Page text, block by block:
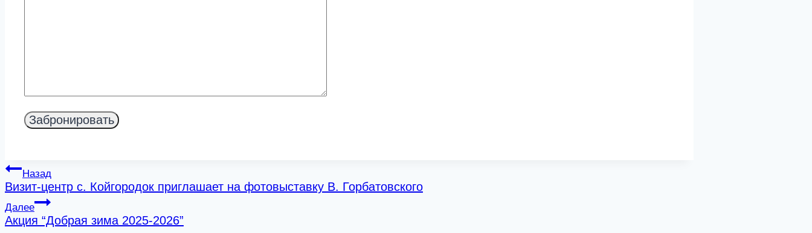
Навигация
по
записям
Назад
Визит-центр с. Койгородок приглашает на фотовыставку В. Горбатовского
Далее
Акция “Добрая зима 2025-2026”